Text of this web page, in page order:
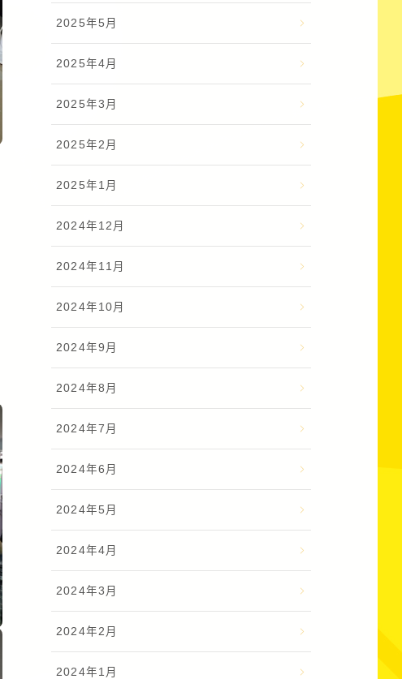
2025年5月
2025年4月
2025年3月
2025年2月
2025年1月
2024年12月
2024年11月
2024年10月
2024年9月
2024年8月
2024年7月
2024年6月
2024年5月
2024年4月
2024年3月
2024年2月
2024年1月